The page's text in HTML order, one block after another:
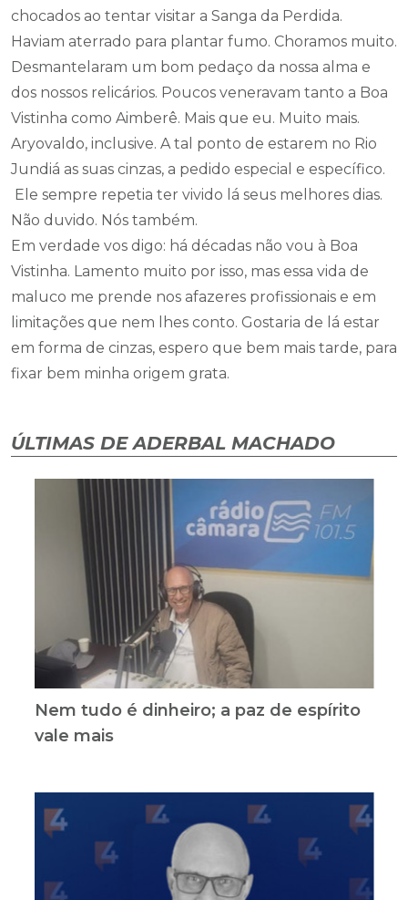
chocados ao tentar visitar a Sanga da Perdida.
Haviam aterrado para plantar fumo. Choramos muito.
Desmantelaram um bom pedaço da nossa alma e
dos nossos relicários. Poucos veneravam tanto a Boa
Vistinha como Aimberê. Mais que eu. Muito mais.
Aryovaldo, inclusive. A tal ponto de estarem no Rio
Jundiá as suas cinzas, a pedido especial e específico.
Ele sempre repetia ter vivido lá seus melhores dias.
Não duvido. Nós também.
Em verdade vos digo: há décadas não vou à Boa
Vistinha. Lamento muito por isso, mas essa vida de
maluco me prende nos afazeres profissionais e em
limitações que nem lhes conto. Gostaria de lá estar
em forma de cinzas, espero que bem mais tarde, para
fixar bem minha origem grata.
ÚLTIMAS DE ADERBAL MACHADO
Nem tudo é dinheiro; a paz de espírito
vale mais